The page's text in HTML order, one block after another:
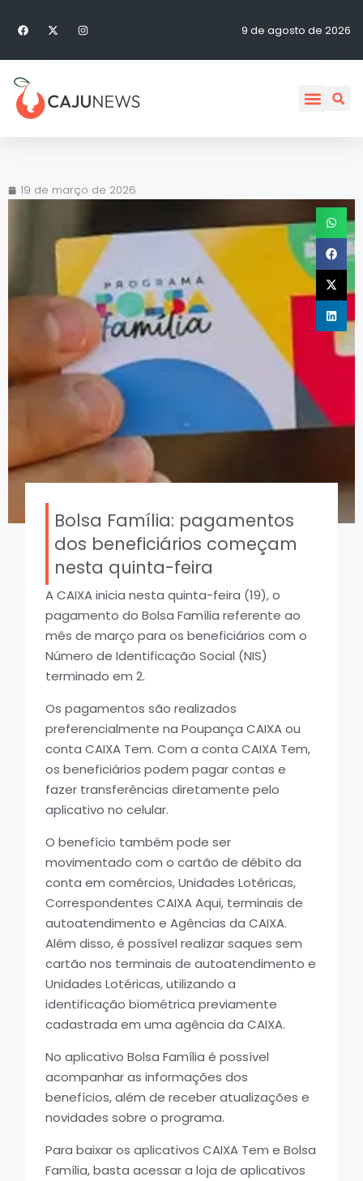
9 de agosto de 2026
19 de março de 2026
Bolsa Família: pagamentos
dos beneficiários começam
nesta quinta-feira
A CAIXA inicia nesta quinta-feira (19), o
pagamento do Bolsa Família referente ao
mês de março para os beneficiários com o
Número de Identificação Social (NIS)
terminado em 2.
Os pagamentos são realizados
preferencialmente na Poupança CAIXA ou
conta CAIXA Tem. Com a conta CAIXA Tem,
os beneficiários podem pagar contas e
fazer transferências diretamente pelo
aplicativo no celular.
O benefício também pode ser
movimentado com o cartão de débito da
conta em comércios, Unidades Lotéricas,
Correspondentes CAIXA Aqui, terminais de
autoatendimento e Agências da CAIXA.
Além disso, é possível realizar saques sem
cartão nos terminais de autoatendimento e
Unidades Lotéricas, utilizando a
identificação biométrica previamente
cadastrada em uma agência da CAIXA.
No aplicativo Bolsa Família é possível
acompanhar as informações dos
benefícios, além de receber atualizações e
novidades sobre o programa.
Para baixar os aplicativos CAIXA Tem e Bolsa
Família, basta acessar a loja de aplicativos